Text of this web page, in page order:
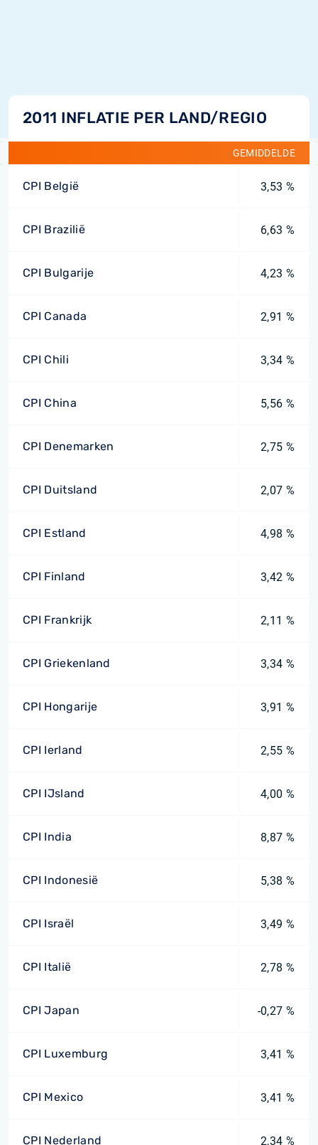
2011 INFLATIE PER LAND/REGIO
GEMIDDELDE
CPI België 3,53 %
CPI Brazilië 6,63 %
CPI Bulgarije 4,23 %
CPI Canada 2,91 %
CPI Chili 3,34 %
CPI China 5,56 %
CPI Denemarken 2,75 %
CPI Duitsland 2,07 %
CPI Estland 4,98 %
CPI Finland 3,42 %
CPI Frankrijk 2,11 %
CPI Griekenland 3,34 %
CPI Hongarije 3,91 %
CPI Ierland 2,55 %
CPI IJsland 4,00 %
CPI India 8,87 %
CPI Indonesië 5,38 %
CPI Israël 3,49 %
CPI Italië 2,78 %
CPI Japan -0,27 %
CPI Luxemburg 3,41 %
CPI Mexico 3,41 %
CPI Nederland 2,34 %